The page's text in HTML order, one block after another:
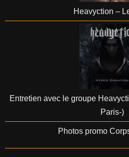
Heavyction –
Entretien avec le groupe
Paris-)
Photos promo